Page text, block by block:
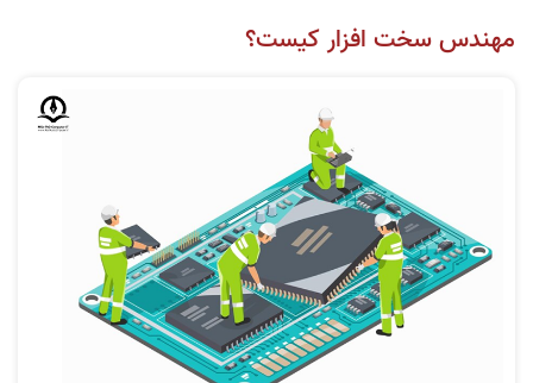
مهندس سخت افزار کیست؟